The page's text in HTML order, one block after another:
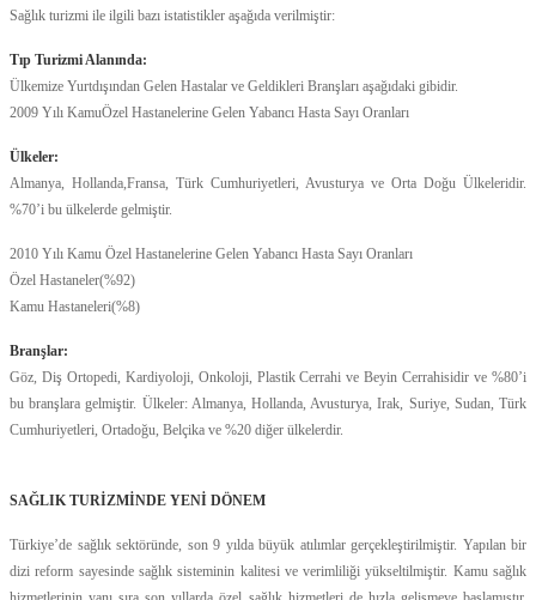
Sağlık turizmi ile ilgili bazı istatistikler aşağıda verilmiştir:
Tıp Turizmi Alanında:
Ülkemize Yurtdışından Gelen Hastalar ve Geldikleri Branşları aşağıdaki gibidir.
2009 Yılı KamuÖzel Hastanelerine Gelen Yabancı Hasta Sayı Oranları
Ülkeler:
Almanya, Hollanda,Fransa, Türk Cumhuriyetleri, Avusturya ve Orta Doğu Ülkeleridir.
%70’i bu ülkelerde gelmiştir.
2010 Yılı Kamu Özel Hastanelerine Gelen Yabancı Hasta Sayı Oranları
Özel Hastaneler(%92)
Kamu Hastaneleri(%8)
Branşlar:
Göz, Diş Ortopedi, Kardiyoloji, Onkoloji, Plastik Cerrahi ve Beyin Cerrahisidir ve %80’i
bu branşlara gelmiştir. Ülkeler: Almanya, Hollanda, Avusturya, Irak, Suriye, Sudan, Türk
Cumhuriyetleri, Ortadoğu, Belçika ve %20 diğer ülkelerdir.
SAĞLIK TURİZMİNDE YENİ DÖNEM
Türkiye’de sağlık sektöründe, son 9 yılda büyük atılımlar gerçekleştirilmiştir. Yapılan bir
dizi reform sayesinde sağlık sisteminin kalitesi ve verimliliği yükseltilmiştir. Kamu sağlık